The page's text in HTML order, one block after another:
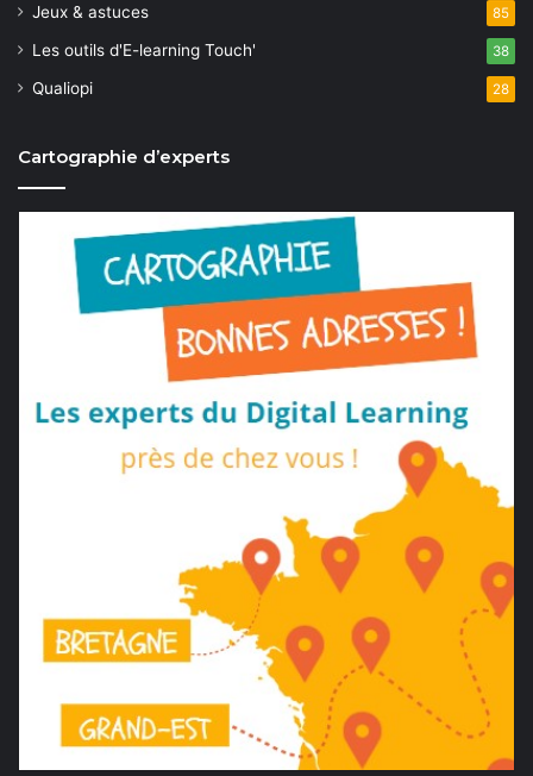
Jeux & astuces 85
Les outils d'E-learning Touch' 38
Qualiopi 28
Cartographie d’experts